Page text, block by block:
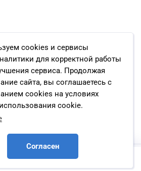
cookies и сервисы
для корректной работы
сервиса. Продолжая
сайта, вы соглашаетесь с
cookies на условиях
cookie.
Согласен